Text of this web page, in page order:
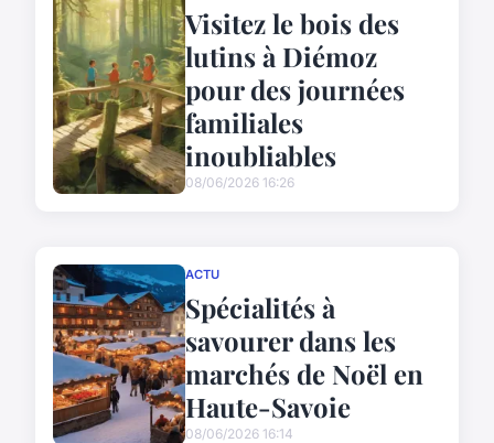
Visitez le bois des
lutins à Diémoz
pour des journées
familiales
inoubliables
08/06/2026 16:26
ACTU
Spécialités à
savourer dans les
marchés de Noël en
Haute-Savoie
08/06/2026 16:14